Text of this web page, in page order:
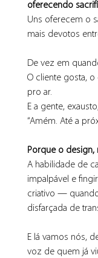
oferecendo
Uns oferecem o
mais devotos
De vez em
O cliente gosta,
pro ar.
E a gente,
“Amém. Até a
Porque o design,
A habilidade de
impalpável e
criativo —
disfarçada de
E lá vamos nós,
voz de quem já